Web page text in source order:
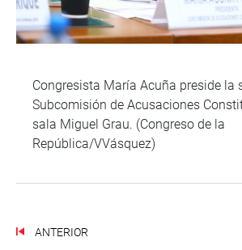
Congresista María Acuña preside la
Subcomisión de Acusaciones
sala Miguel Grau. (Congreso de la
República/VVásquez)
ANTERIOR